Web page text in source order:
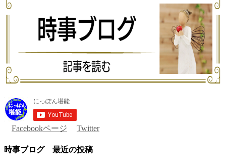
Facebookページ Twitter
時事ブログ 最近の投稿